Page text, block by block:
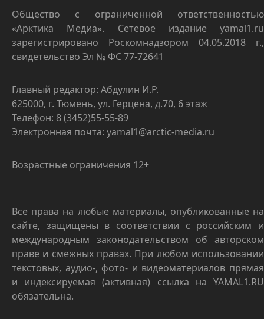
Общество с ограниченной ответственностью
«Арктика Медиа». Сетевое издание yamal1.ru
зарегистрировано Роскомнадзором 04.05.2018 г.,
свидетельство Эл № ФС 77-72641
Главный редактор: Абдулин И.Р.
625000, г. Тюмень, ул. Герцена, д.70, 6 этаж
Телефон: 8 (3452)55-55-89
Электронная почта: yamal1@arctic-media.ru
Возрастные ограничения 12+
Все права на любые материалы, опубликованные на
сайте, защищены в соответствии с российским и
международным законодательством об авторском
праве и смежных правах. При любом использовании
текстовых, аудио-, фото- и видеоматериалов прямая
и индексируемая (активная) ссылка на YAMAL1.RU
обязательна.